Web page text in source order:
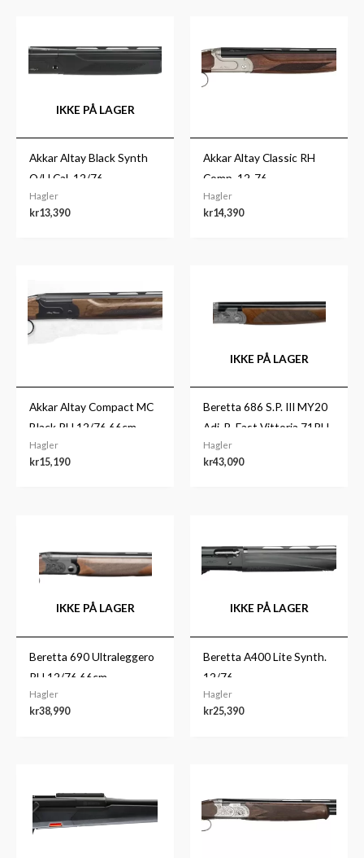
IKKE PÅ LAGER
Akkar Altay Black Synth
O/U Cal. 12/76
Hagler
kr13,390
Akkar Altay Classic RH
Comp. 12-76
Hagler
kr14,390
Akkar Altay Compact MC
Black RH 12/76 66cm
Hagler
kr15,190
IKKE PÅ LAGER
Beretta 686 S.P. III MY20
Adj. B-Fast Vittoria 71RH
Hagler
kr43,090
IKKE PÅ LAGER
Beretta 690 Ultraleggero
RH 12/76 66cm
Hagler
kr38,990
IKKE PÅ LAGER
Beretta A400 Lite Synth.
12/76
Hagler
kr25,390